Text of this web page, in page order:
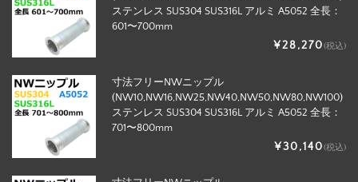
ステンレス SUS304 SUS316L アルミ A5052 全長：
601〜700mm
¥28,270(税込)
寸法フリーNWニップル
(NW10,NW16,NW25,NW40,NW50,NW80,NW100)
ステンレス SUS304 SUS316L アルミ A5052 全長：
701〜800mm
¥30,140(税込)